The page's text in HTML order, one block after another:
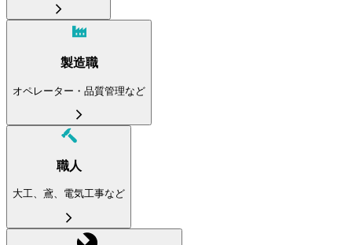
製造職
オペレーター・品質管理など
職人
大工、鳶、電気工事など